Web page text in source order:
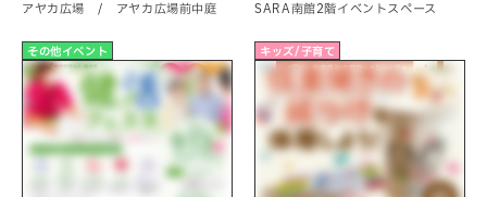
アヤカ広場 / アヤカ広場前中庭 SARA南館2階イベントスペース
その他イベント キッズ/子育て